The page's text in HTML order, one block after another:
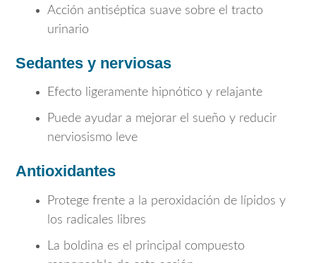
Acción antiséptica suave sobre el tracto
urinario
Sedantes y nerviosas
Efecto ligeramente hipnótico y relajante
Puede ayudar a mejorar el sueño y reducir
nerviosismo leve
Antioxidantes
Protege frente a la peroxidación de lípidos y
los radicales libres
La boldina es el principal compuesto